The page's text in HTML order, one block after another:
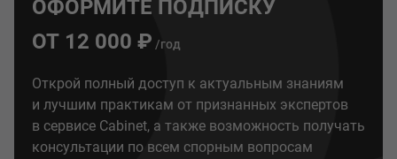
ОФОРМИТЕ ПОДПИСКУ
ОТ 12 000 ₽ /год
Открой полный доступ к актуальным знаниям
и лучшим практикам от признанных экспертов
в сервисе Cabinet, а также возможность получать
консультации по всем спорным вопросам